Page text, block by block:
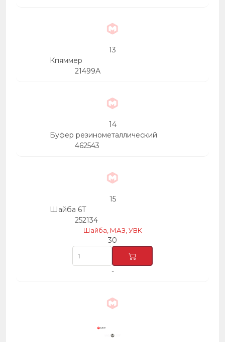
13
Кпяммер
21499А
14
Буфер резинометаллический
462543
15
Шайба 6Т
252134
Шайба, МАЗ, УВК
30
-